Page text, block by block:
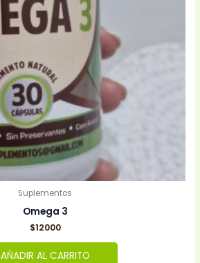
Suplementos
Omega 3
$12000
AÑADIR AL CARRITO